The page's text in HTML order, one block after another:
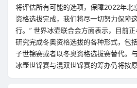
将评估所有可能的选项，保障2022年北
资格选拔完成，我们将尽一切努力保障
行。” 世界冰壶联合会方面表示，目前
研究完成冬奥资格选拔的各种形式，包
子世锦赛或者以冬奥资格选拔赛替代。
冰壶世锦赛与混双世锦赛的筹办仍将按原